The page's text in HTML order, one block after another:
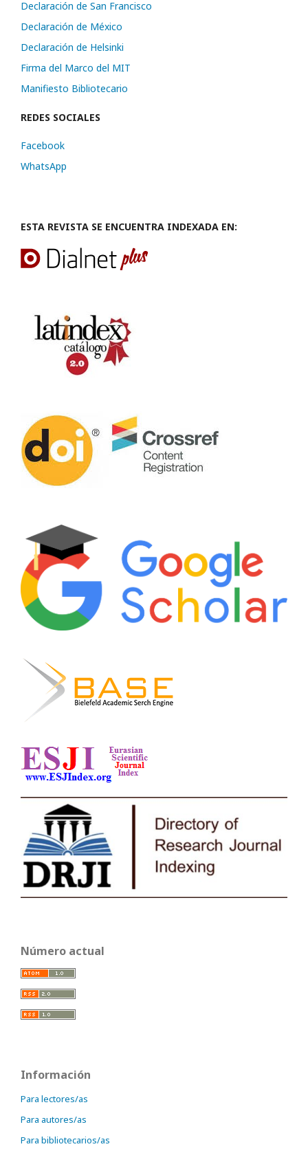
Declaración de San Francisco
Declaración de México
Declaración de Helsinki
Firma del Marco del MIT
Manifiesto Bibliotecario
REDES SOCIALES
Facebook
WhatsApp
ESTA REVISTA SE ENCUENTRA INDEXADA EN:
Número actual
Información
Para lectores/as
Para autores/as
Para bibliotecarios/as